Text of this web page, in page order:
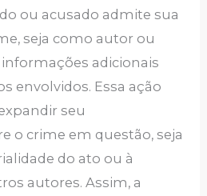
ou acusado admite sua
seja como autor ou
adicionais
envolvidos. Essa ação
seu
o crime em questão, seja
do ato ou à
autores. Assim, a